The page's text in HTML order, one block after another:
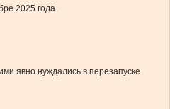
2025 года.
явно нуждались в перезапуске.